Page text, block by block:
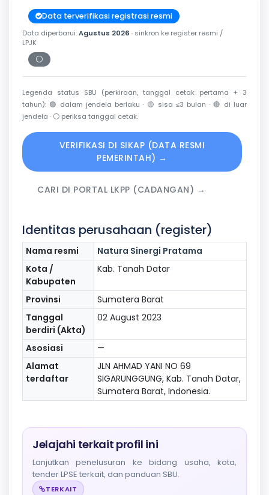
Data terverifikasi registrasi resmi
Data diperbarui:Agustus 2026 · sinkron ke register resmi /
LPJK
⚪
Periksa tanggal cetak
Legenda status SBU (perkiraan, tanggal cetak pertama + 3
tahun): 🟢 dalam jendela berlaku · 🟡 sisa ≤3 bulan · 🔴 di luar
jendela · ⚪ periksa tanggal cetak.
VERIFIKASI DI SIKAP (DATA RESMI
PEMERINTAH) →
CARI DI PORTAL LKPP (CADANGAN) →
Identitas perusahaan (register)
Nama resmi
Natura Sinergi Pratama
Kota /
Kabupaten
Kab. Tanah Datar
Provinsi
Sumatera Barat
Tanggal
berdiri (Akta)
02 August 2023
Asosiasi
—
Alamat
terdaftar
JLN AHMAD YANI NO 69
SIGARUNGGUNG, Kab. Tanah Datar,
Sumatera Barat, Indonesia.
Jelajahi terkait profil ini
Lanjutkan penelusuran ke bidang usaha, kota,
tender LPSE terkait, dan panduan SBU.
TERKAIT